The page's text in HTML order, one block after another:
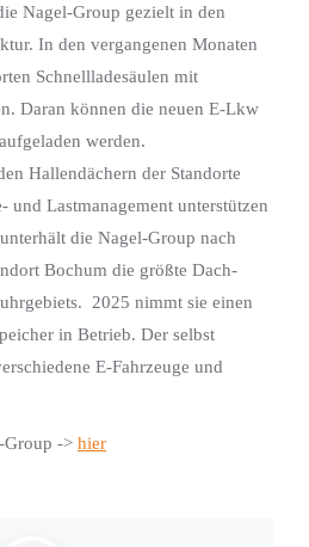
Nagel-Group gezielt in den
In den vergangenen Monaten
Schnellladesäulen mit
Daran können die neuen E-Lkw
werden.
Hallendächern der Standorte
und Lastmanagement unterstützen
die Nagel-Group nach
Bochum die größte Dach-
2025 nimmt sie einen
in Betrieb. Der selbst
E-Fahrzeuge und
Group -> hier